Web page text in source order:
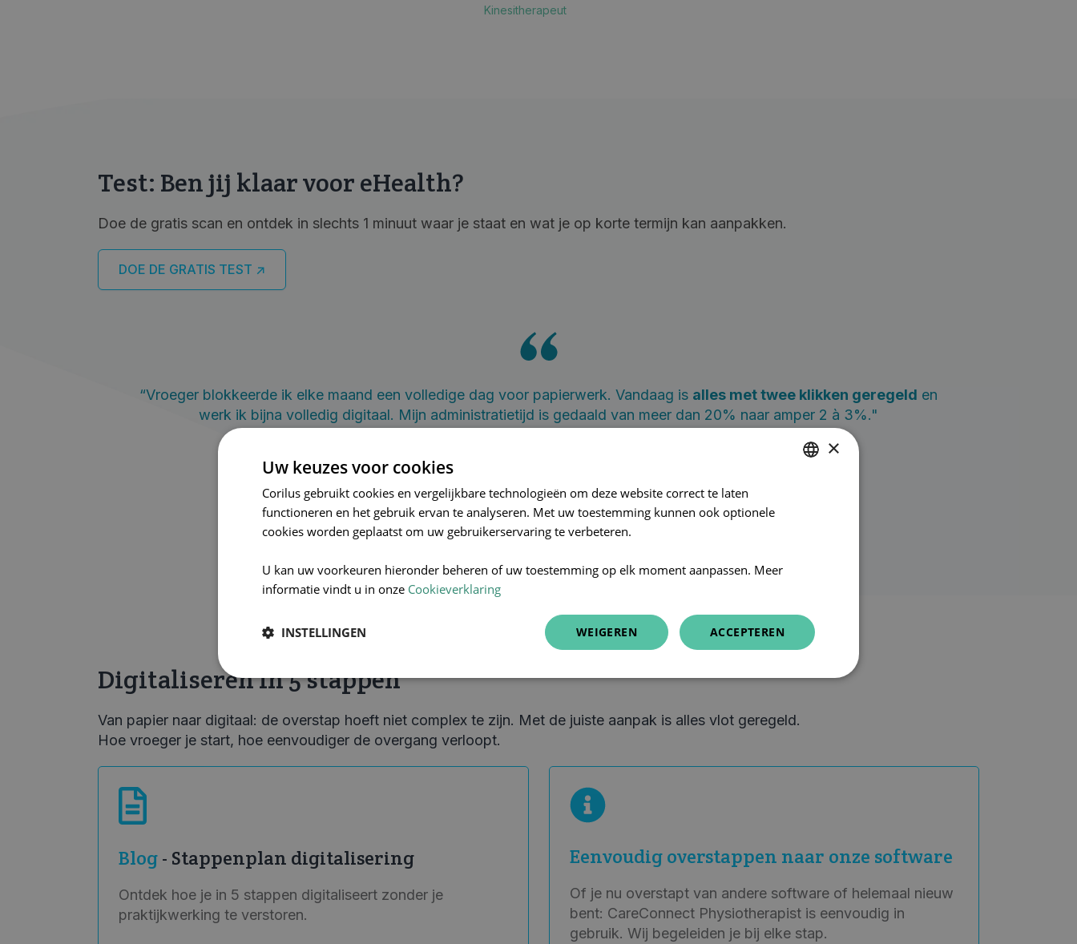
Kinesitherapeut
Test: Ben jij klaar voor eHealth?
Doe de gratis scan en ontdek in slechts 1 minuut waar je staat en wat je op korte termijn kan aanpakken.
DOE DE GRATIS TEST ↗
“Vroeger blokkeerde ik elke maand een volledige dag voor papierwerk. Vandaag is alles met twee klikken geregeld en
werk ik bijna volledig digitaal. Mijn administratietijd is gedaald van meer dan 20% naar amper 2 à 3%."
Erine Privé
Digitaliseren in 5 stappen
Van papier naar digitaal: de overstap hoeft niet complex te zijn. Met de juiste aanpak is alles vlot geregeld.
Hoe vroeger je start, hoe eenvoudiger de overgang verloopt.
Blog- Stappenplan digitalisering
Ontdek hoe je in 5 stappen digitaliseert zonder je
praktijkwerking te verstoren.
Eenvoudig overstappen naar onze software
Of je nu overstapt van andere software of helemaal nieuw
bent: CareConnect Physiotherapist is eenvoudig in
gebruik. Wij begeleiden je bij elke stap.
×
Uw keuzes voor cookies
Corilus gebruikt cookies en vergelijkbare technologieën om deze website correct te laten
functioneren en het gebruik ervan te analyseren. Met uw toestemming kunnen ook optionele
cookies worden geplaatst om uw gebruikerservaring te verbeteren.
U kan uw voorkeuren hieronder beheren of uw toestemming op elk moment aanpassen. Meer
informatie vindt u in onze Cookieverklaring
ACCEPTEREN
WEIGEREN
INSTELLINGEN